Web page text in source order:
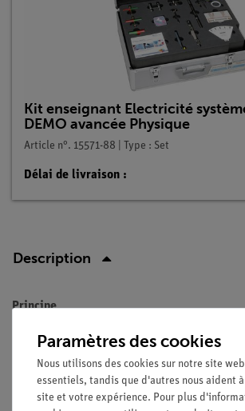
Kit enseignant Electricité
DEMO avancée Physique
Article n°. 15571-88 | Type : Set
Délai de livraison :
Description
Principe
Un conducteur oscillant qui est déplacé
aimant permanent doit être utilisé pour
Avantages
Paramètres des cookies
Nous utilisons des cookies sur notre site
essentiels, tandis que d'autres nous aident
site et votre expérience. Pour plus